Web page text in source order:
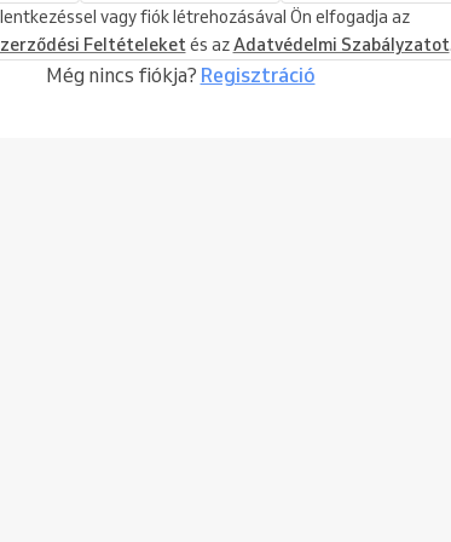
vagy fiók létrehozásával Ön elfogadja az
Feltételeketés azAdatvédelmi Szabályzatot
Még nincs fiókja? Regisztráció